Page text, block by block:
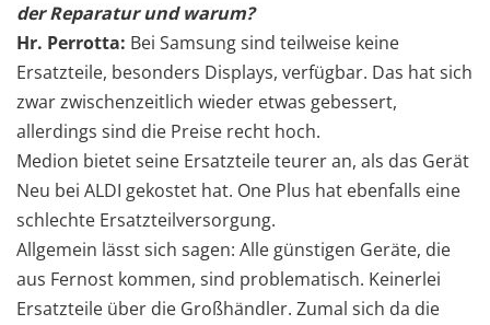
der Reparatur und warum?
Hr. Perrotta: Bei Samsung sind teilweise keine
Ersatzteile, besonders Displays, verfügbar. Das hat sich
zwar zwischenzeitlich wieder etwas gebessert,
allerdings sind die Preise recht hoch.
Medion bietet seine Ersatzteile teurer an, als das Gerät
Neu bei ALDI gekostet hat. One Plus hat ebenfalls eine
schlechte Ersatzteilversorgung.
Allgemein lässt sich sagen: Alle günstigen Geräte, die
aus Fernost kommen, sind problematisch. Keinerlei
Ersatzteile über die Großhändler. Zumal sich da die